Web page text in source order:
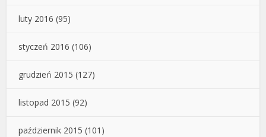
luty 2016 (95)
styczeń 2016 (106)
grudzień 2015 (127)
listopad 2015 (92)
październik 2015 (101)